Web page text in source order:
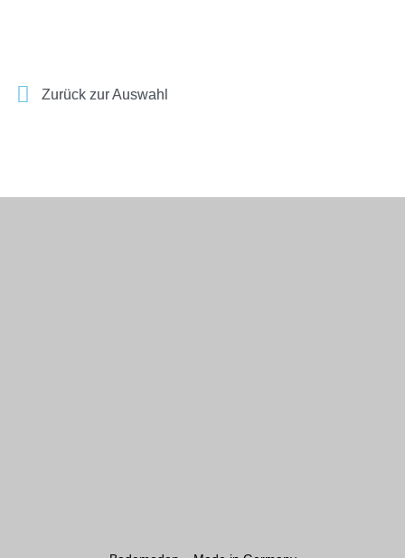
Zurück zur Auswahl